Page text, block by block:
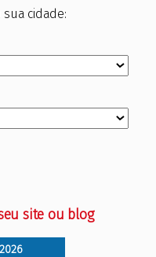
cidade:
site ou blog